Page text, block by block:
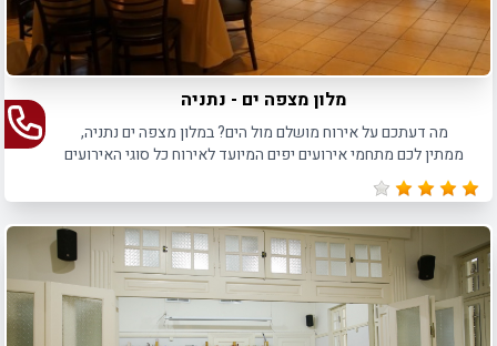
מלון מצפה ים - נתניה
מה דעתכם על אירוח מושלם מול הים? במלון מצפה ים נתניה,
ממתין לכם מתחמי אירועים יפים המיועד לאירוח כל סוגי האירועים